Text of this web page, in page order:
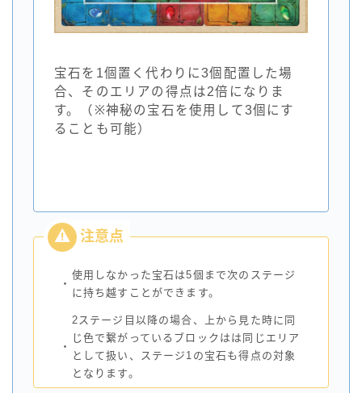
宝石を1個置く代わりに3個配置した場
合、そのエリアの得点は2倍になりま
す。（※神秘の宝石を使用して3個にす
ることも可能）
・
使用しなかった宝石は5個まで次のステージ
に持ち越すことができます。
・
2ステージ目以降の場合、上から見た時に同
じ色で繋がっているブロックはは同じエリア
として扱い、ステージ1の宝石も得点の対象
となります。